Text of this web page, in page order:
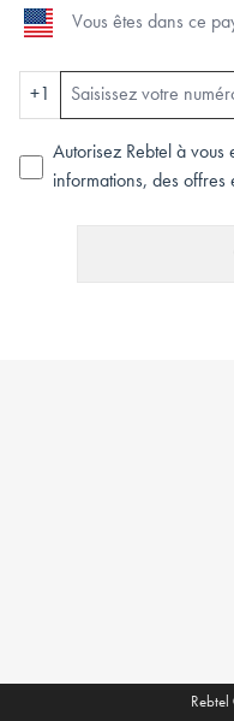
+1
Autorisez Rebtel à
informations, des offres